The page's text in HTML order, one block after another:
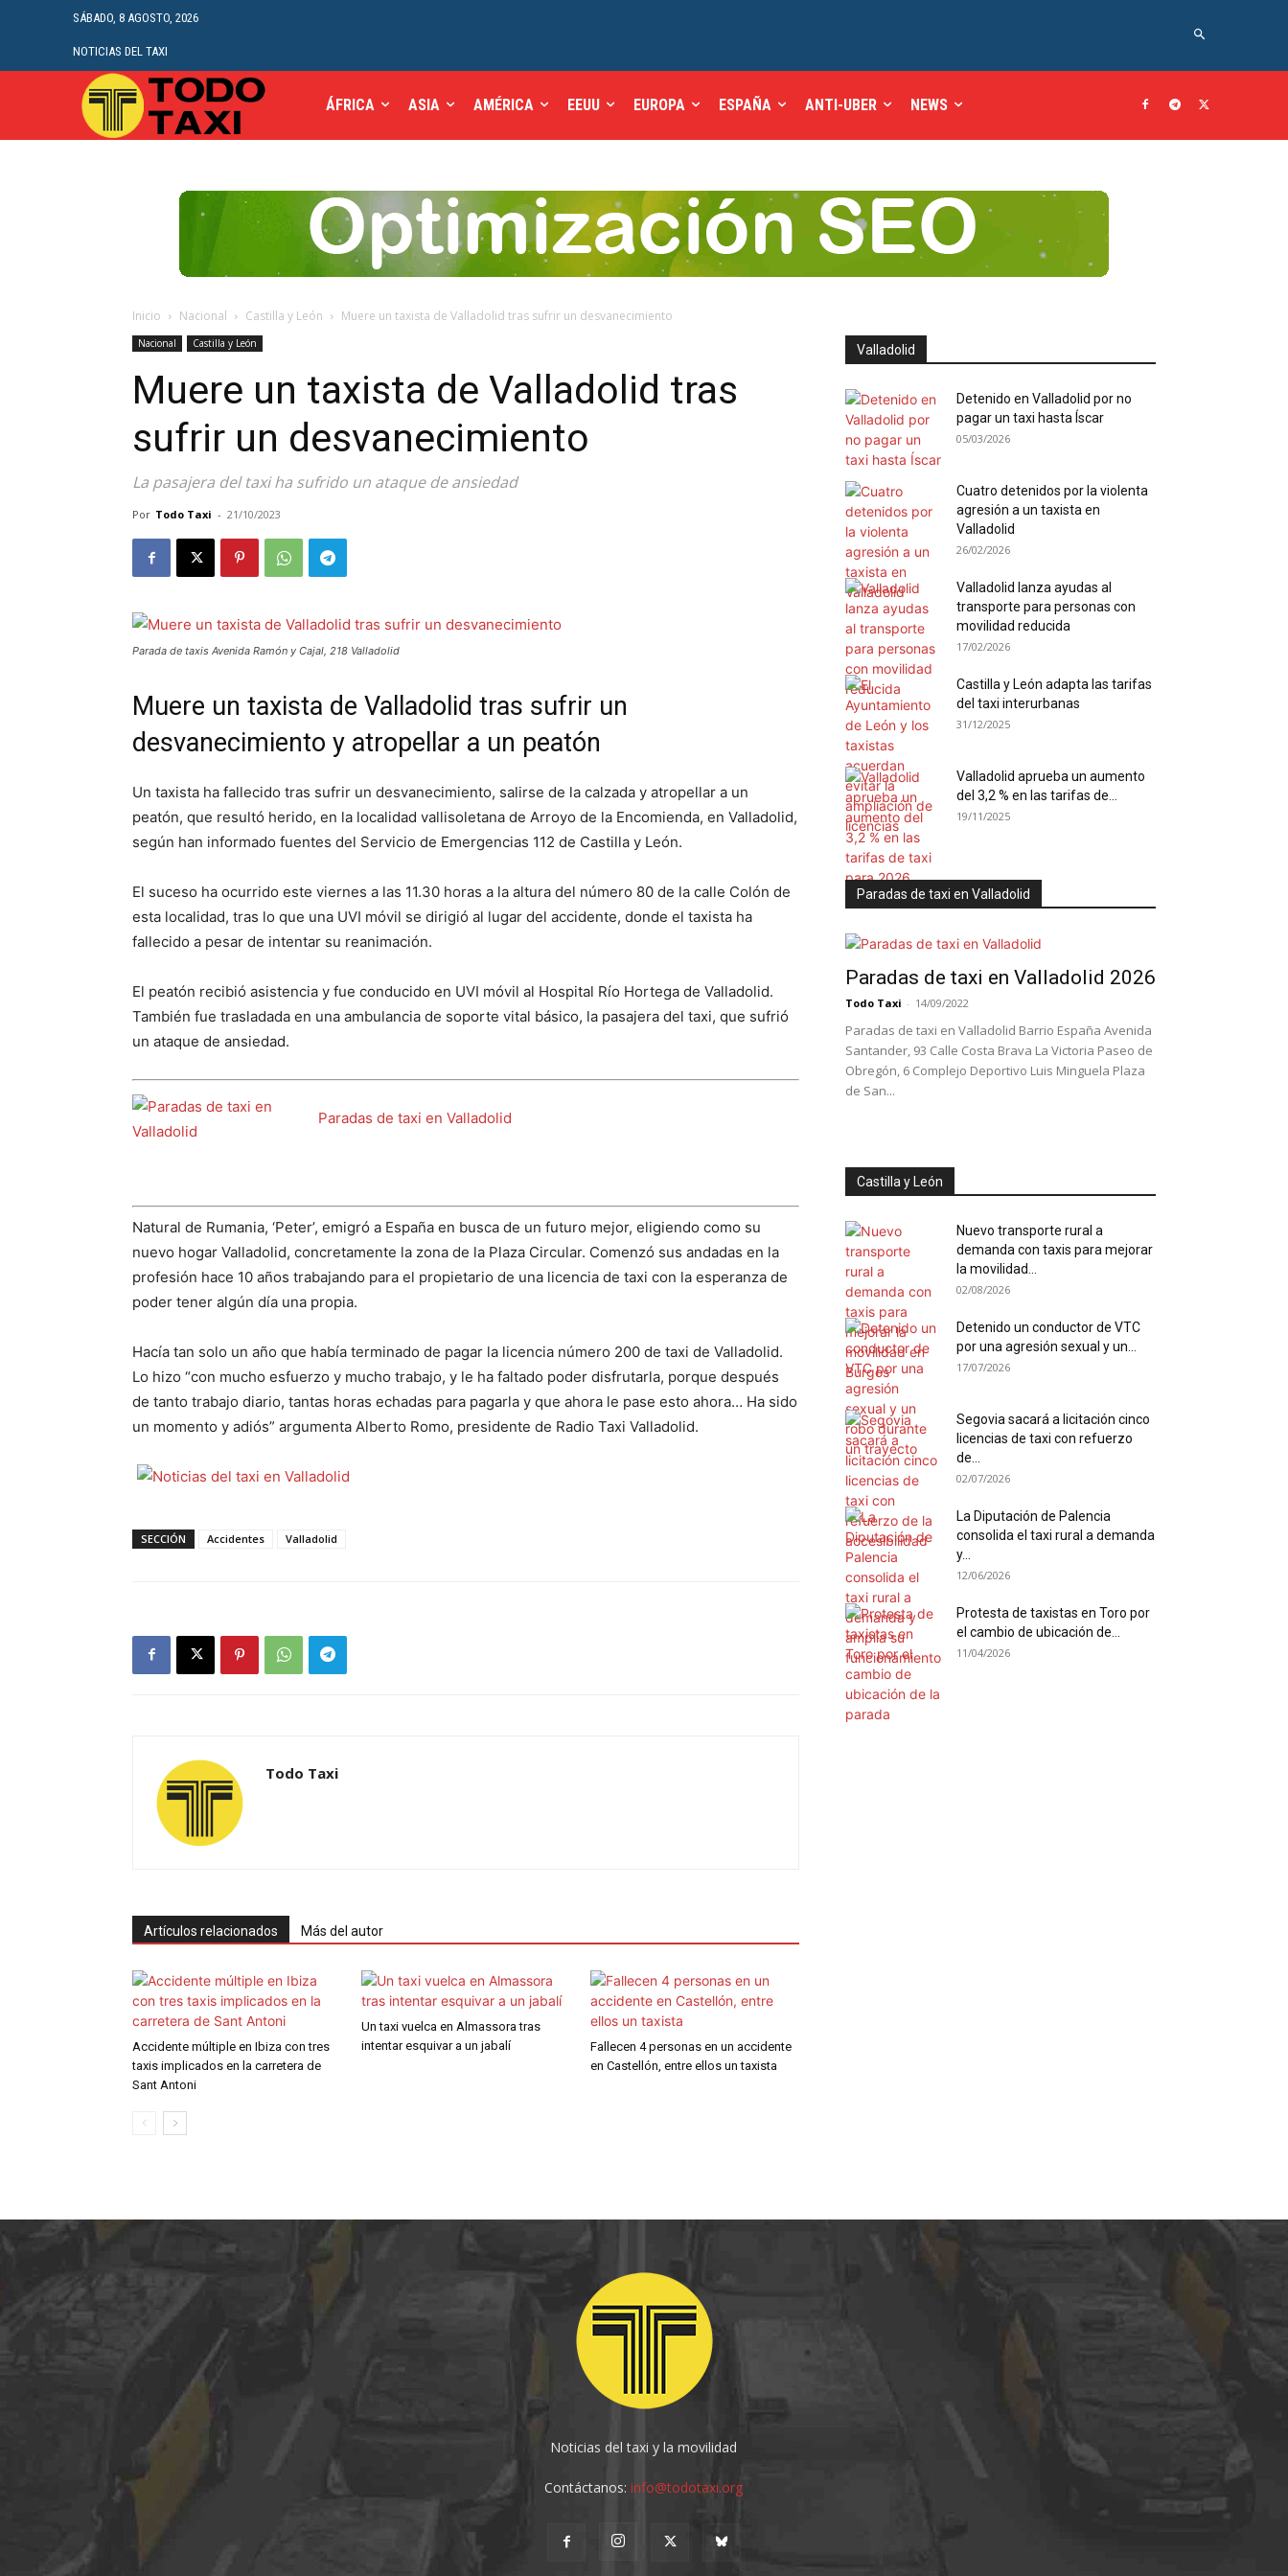
SÁBADO, 8 AGOSTO, 2026
NOTICIAS DEL TAXI
ÁFRICA ASIA AMÉRICA EEUU EUROPA ESPAÑA ANTI-UBER NEWS
Inicio Nacional Castilla y León Muere un taxista de Valladolid tras sufrir un desvanecimiento
Nacional Castilla y León
Muere un taxista de Valladolid tras
sufrir un desvanecimiento
La pasajera del taxi ha sufrido un ataque de ansiedad
Por Todo Taxi - 21/10/2023
Parada de taxis Avenida Ramón y Cajal, 218 Valladolid
Muere un taxista de Valladolid tras sufrir un
desvanecimiento y atropellar a un peatón
Un taxista ha fallecido tras sufrir un desvanecimiento, salirse de la calzada y atropellar a un
peatón, que resultó herido, en la localidad vallisoletana de Arroyo de la Encomienda, en Valladolid,
según han informado fuentes del Servicio de Emergencias 112 de Castilla y León.
El suceso ha ocurrido este viernes a las 11.30 horas a la altura del número 80 de la calle Colón de
esta localidad, tras lo que una UVI móvil se dirigió al lugar del accidente, donde el taxista ha
fallecido a pesar de intentar su reanimación.
El peatón recibió asistencia y fue conducido en UVI móvil al Hospital Río Hortega de Valladolid.
También fue trasladada en una ambulancia de soporte vital básico, la pasajera del taxi, que sufrió
un ataque de ansiedad.
Paradas de taxi en Valladolid
Natural de Rumania, ‘Peter’, emigró a España en busca de un futuro mejor, eligiendo como su
nuevo hogar Valladolid, concretamente la zona de la Plaza Circular. Comenzó sus andadas en la
profesión hace 10 años trabajando para el propietario de una licencia de taxi con la esperanza de
poder tener algún día una propia.
Hacía tan solo un año que había terminado de pagar la licencia número 200 de taxi de Valladolid.
Lo hizo “con mucho esfuerzo y mucho trabajo, y le ha faltado poder disfrutarla, porque después
de tanto trabajo diario, tantas horas echadas para pagarla y que ahora le pase esto ahora… Ha sido
un momento y adiós” argumenta Alberto Romo, presidente de Radio Taxi Valladolid.
SECCIÓN Accidentes Valladolid
Todo Taxi
Artículos relacionados Más del autor
Accidente múltiple en Ibiza con tres
taxis implicados en la carretera de
Sant Antoni
Un taxi vuelca en Almassora tras
intentar esquivar a un jabalí
Fallecen 4 personas en un accidente
en Castellón, entre ellos un taxista
Valladolid
Detenido en Valladolid por no
pagar un taxi hasta Íscar
05/03/2026
Cuatro detenidos por la violenta
agresión a un taxista en
Valladolid
26/02/2026
Valladolid lanza ayudas al
transporte para personas con
movilidad reducida
17/02/2026
Castilla y León adapta las tarifas
del taxi interurbanas
31/12/2025
Valladolid aprueba un aumento
del 3,2 % en las tarifas de...
19/11/2025
Paradas de taxi en Valladolid
Paradas de taxi en Valladolid 2026
Todo Taxi - 14/09/2022
Paradas de taxi en Valladolid Barrio España Avenida
Santander, 93 Calle Costa Brava La Victoria Paseo de
Obregón, 6 Complejo Deportivo Luis Minguela Plaza
de San...
Castilla y León
Nuevo transporte rural a
demanda con taxis para mejorar
la movilidad...
02/08/2026
Detenido un conductor de VTC
por una agresión sexual y un...
17/07/2026
Segovia sacará a licitación cinco
licencias de taxi con refuerzo
de...
02/07/2026
La Diputación de Palencia
consolida el taxi rural a demanda
y...
12/06/2026
Protesta de taxistas en Toro por
el cambio de ubicación de...
11/04/2026
Noticias del taxi y la movilidad
Contáctanos:info@todotaxi.org